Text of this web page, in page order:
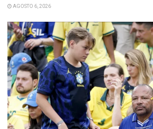
AGOSTO 6, 2026